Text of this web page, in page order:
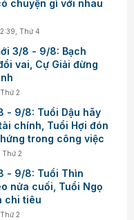
chuyện gì với nhau
Thứ 4
3/8 - 9/8: Bạch
vai, Cự Giải đừng
2
- 9/8: Tuổi Dậu hãy
chính, Tuổi Hợi đón
trong công việc
Thứ 2
- 9/8: Tuổi Thìn
nửa cuối, Tuổi Ngọ
chi tiêu
2